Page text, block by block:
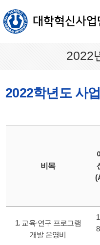
대학혁신사업
2022
2022학년도 사
비목
1. 교육·연구 프로그램
개발 운영비